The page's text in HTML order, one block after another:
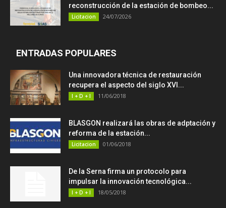
reconstrucción de la estación de bombeo...
Licitacion 24/07/2026
ENTRADAS POPULARES
Una innovadora técnica de restauración
recupera el aspecto del siglo XVI...
I + D + I 11/06/2018
BLASGON realizará las obras de adptación y
reforma de la estación...
Licitacion 01/06/2018
De la Serna firma un protocolo para
impulsar la innovación tecnológica...
I + D + I 18/05/2018